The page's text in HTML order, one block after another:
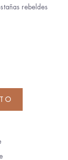
rebeldes